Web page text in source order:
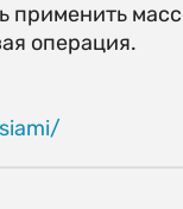
применить
операция.